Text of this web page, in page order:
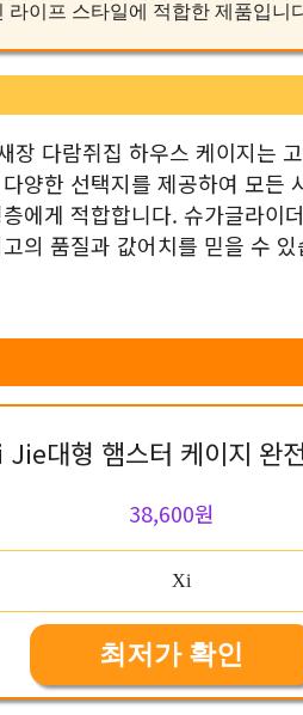
라이프 스타일에 적합한 제품입니
다람쥐집 하우스 케이지는
양한 선택지를 제공하여 모든
에게 적합합니다. 슈가글라이
의 품질과 값어치를 믿을 수 있
Jie대형 햄스터 케이지 완
38,600원
최저가 확인